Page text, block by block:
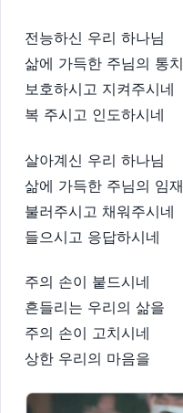
전능하신 우리 하나님
삶에 가득한 주님의 통치
보호하시고 지켜주시네
복 주시고 인도하시네
살아계신 우리 하나님
삶에 가득한 주님의 임재
불러주시고 채워주시네
들으시고 응답하시네
주의 손이 붙드시네
흔들리는 우리의 삶을
주의 손이 고치시네
상한 우리의 마음을